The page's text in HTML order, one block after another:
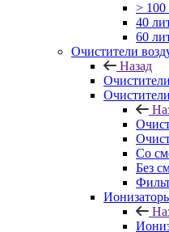
> 100
40
60
Очистители
Назад
Cо
Без